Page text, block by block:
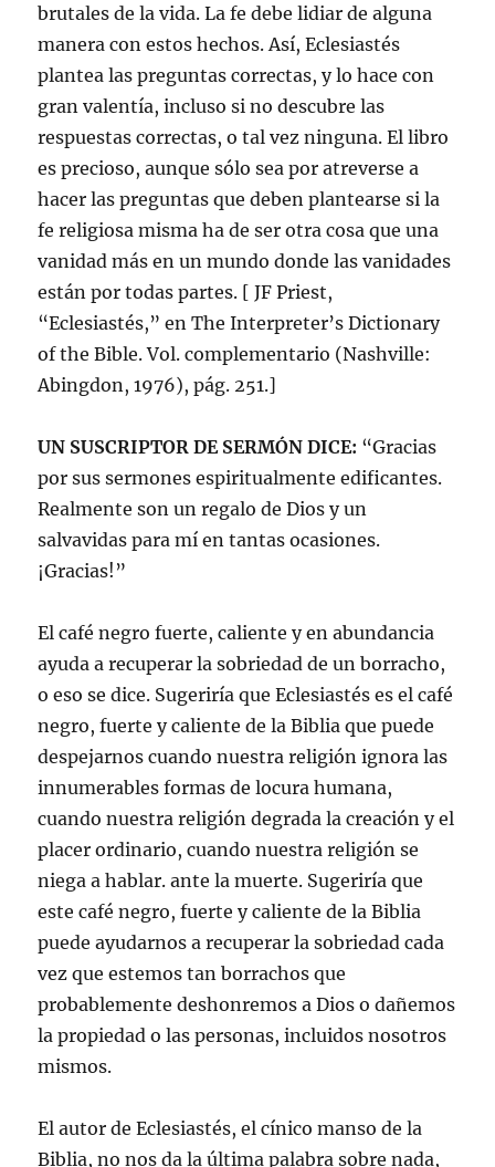
brutales de la vida. La fe debe lidiar de alguna
manera con estos hechos. Así, Eclesiastés
plantea las preguntas correctas, y lo hace con
gran valentía, incluso si no descubre las
respuestas correctas, o tal vez ninguna. El libro
es precioso, aunque sólo sea por atreverse a
hacer las preguntas que deben plantearse si la
fe religiosa misma ha de ser otra cosa que una
vanidad más en un mundo donde las vanidades
están por todas partes. [ JF Priest,
“Eclesiastés,” en The Interpreter’s Dictionary
of the Bible. Vol. complementario (Nashville:
Abingdon, 1976), pág. 251.]
UN SUSCRIPTOR DE SERMÓN DICE: “Gracias
por sus sermones espiritualmente edificantes.
Realmente son un regalo de Dios y un
salvavidas para mí en tantas ocasiones.
¡Gracias!”
El café negro fuerte, caliente y en abundancia
ayuda a recuperar la sobriedad de un borracho,
o eso se dice. Sugeriría que Eclesiastés es el café
negro, fuerte y caliente de la Biblia que puede
despejarnos cuando nuestra religión ignora las
innumerables formas de locura humana,
cuando nuestra religión degrada la creación y el
placer ordinario, cuando nuestra religión se
niega a hablar. ante la muerte. Sugeriría que
este café negro, fuerte y caliente de la Biblia
puede ayudarnos a recuperar la sobriedad cada
vez que estemos tan borrachos que
probablemente deshonremos a Dios o dañemos
la propiedad o las personas, incluidos nosotros
mismos.
El autor de Eclesiastés, el cínico manso de la
Biblia, no nos da la última palabra sobre nada,